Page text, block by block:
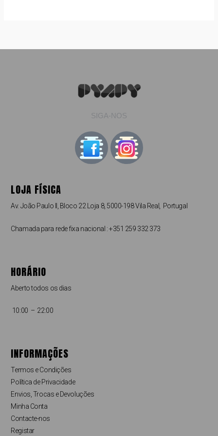
SIGA-NOS
LOJA FÍSICA
Av. João Paulo II, Bloco 22 Loja 8, 5000-198 Vila Real, Portugal
Chamada para rede fixa nacional : +351 259 332 373
HORÁRIO
Aberto todos os dias
10:00 – 22:00
INFORMAÇÕES
Termos e Condições
Política de Privacidade
Envios, Trocas e Devoluções
Minha Conta
Contacte-nos
Registar